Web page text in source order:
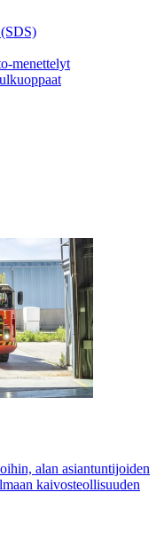
menettelyt
alan asiantuntijoiden
kaivosteollisuuden